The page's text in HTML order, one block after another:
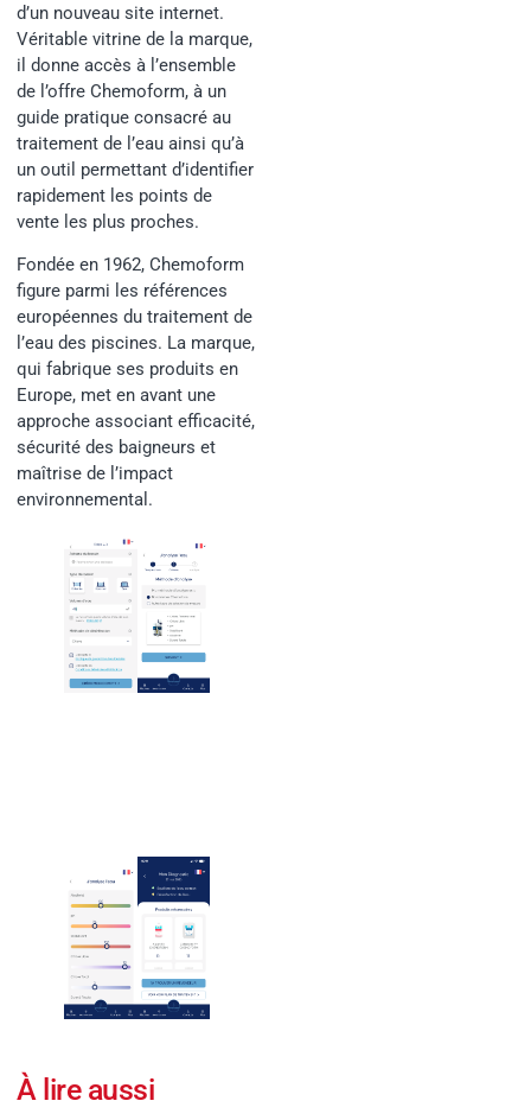
d’un nouveau site internet.
Véritable vitrine de la marque,
il donne accès à l’ensemble
de l’offre Chemoform, à un
guide pratique consacré au
traitement de l’eau ainsi qu’à
un outil permettant d’identifier
rapidement les points de
vente les plus proches.
Fondée en 1962, Chemoform
figure parmi les références
européennes du traitement de
l’eau des piscines. La marque,
qui fabrique ses produits en
Europe, met en avant une
approche associant efficacité,
sécurité des baigneurs et
maîtrise de l’impact
environnemental.
À lire aussi